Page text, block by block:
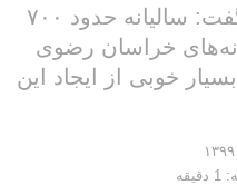
کشاورزی خراسان‌رضوی گفت: سالیانه حدود ۷۰۰
خراسان رضوی
خوبی از ایجاد این